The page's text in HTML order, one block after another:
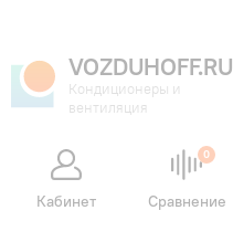
VOZDUHOFF.RU
Кондиционеры и
вентиляция
Кабинет
0
Сравнение